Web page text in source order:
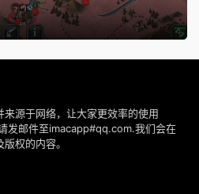
源于网络，让大家更效率的使用
发邮件至imacapp#qq.com.我们会在
权的内容。